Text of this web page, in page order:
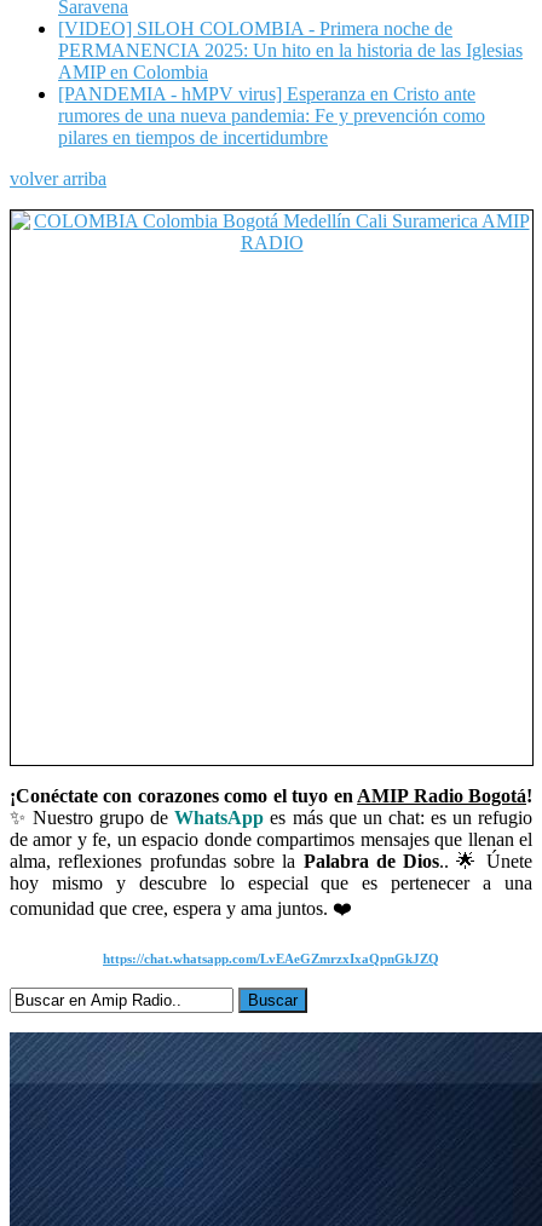
Saravena
[VIDEO] SILOH COLOMBIA - Primera noche de
PERMANENCIA 2025: Un hito en la historia de las Iglesias
AMIP en Colombia
[PANDEMIA - hMPV virus] Esperanza en Cristo ante
rumores de una nueva pandemia: Fe y prevención como
pilares en tiempos de incertidumbre
volver arriba
¡Conéctate con corazones como el tuyo en AMIP Radio Bogotá!
✨ Nuestro grupo deWhatsApp es más que un chat: es un refugio
de amor y fe, un espacio donde compartimos mensajes que llenan el
alma, reflexiones profundas sobre la Palabra de Dios.. 🌟 Únete
hoy mismo y descubre lo especial que es pertenecer a una
comunidad que cree, espera y ama juntos. ❤️
https://chat.whatsapp.com/LvEAeGZmrzxIxaQpnGkJZQ